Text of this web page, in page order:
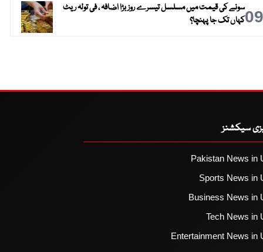
09سونے کی قیمت میں مسلسل تیسرے روز بڑا اضافہ ، فی تولہ ریٹ
کہاں تک جا پہنچا؟
سیکشنز
Pakistan News in
Sports News in
Business News in
Tech News in
Entertainment News in